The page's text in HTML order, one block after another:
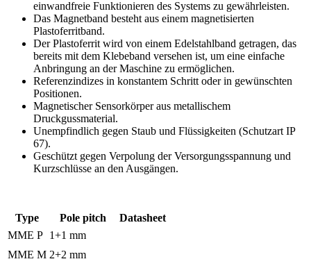
einwandfreie Funktionieren des Systems zu gewährleisten.
Das Magnetband besteht aus einem magnetisierten
Plastoferritband.
Der Plastoferrit wird von einem Edelstahlband getragen, das
bereits mit dem Klebeband versehen ist, um eine einfache
Anbringung an der Maschine zu ermöglichen.
Referenzindizes in konstantem Schritt oder in gewünschten
Positionen.
Magnetischer Sensorkörper aus metallischem
Druckgussmaterial.
Unempfindlich gegen Staub und Flüssigkeiten (Schutzart IP
67).
Geschützt gegen Verpolung der Versorgungsspannung und
Kurzschlüsse an den Ausgängen.
Type Pole pitch
Datasheet
MME P 1+1 mm
MME M 2+2 mm